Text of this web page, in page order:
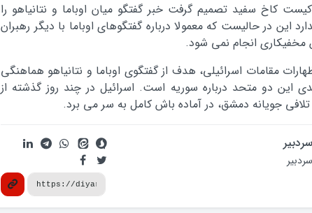
کاخ سفید تصمیم گرفت خبر گفتگو میان اوباما و نتانیاهو را
این در حالیست که معمولا درباره گفتگوهای اوباما با دیگر رهبران
انجام نمی شود.
مقامات اسرائیلی، هدف از گفتگوی اوباما و نتانیاهو هماهنگی
این دو متحد درباره سوریه است. اسرائیل در چند روز گذشته از
جویانه دمشق، در آماده باش کامل به سر می برد.
سردبیر
سردبیر